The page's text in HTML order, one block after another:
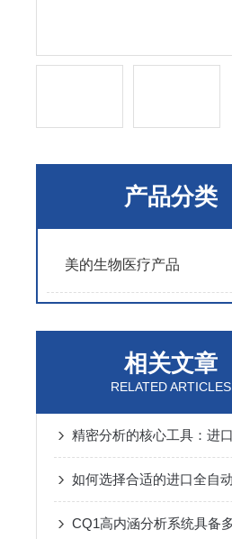
产品分类
美的生物医疗产品
相关文章
RELATED ARTICLES